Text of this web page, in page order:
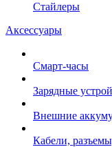
Стайлеры
Аксессуары
Смарт-часы
Зарядные
Внешние
Кабели,